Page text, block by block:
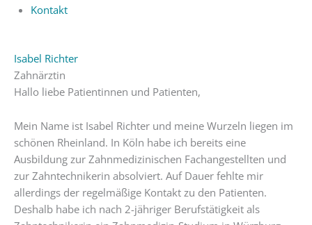
Kontakt
Isabel Richter
Zahnärztin
Hallo liebe Patientinnen und Patienten,
Mein Name ist Isabel Richter und meine Wurzeln liegen im
schönen Rheinland. In Köln habe ich bereits eine
Ausbildung zur Zahnmedizinischen Fachangestellten und
zur Zahntechnikerin absolviert. Auf Dauer fehlte mir
allerdings der regelmäßige Kontakt zu den Patienten.
Deshalb habe ich nach 2-jähriger Berufstätigkeit als